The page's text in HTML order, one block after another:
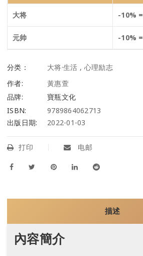
大将 -10% =
元帅 -10% =
分类： 大将·生活 , 心理励志
作者:
黃惠萱
品牌:
寶瓶文化
ISBN:
9789864062713
出版日期:
2022-01-03
打印 电邮
描述
內容簡介